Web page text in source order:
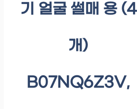
기 얼굴 썰매 용 (4
개)
B07NQ6Z3V,